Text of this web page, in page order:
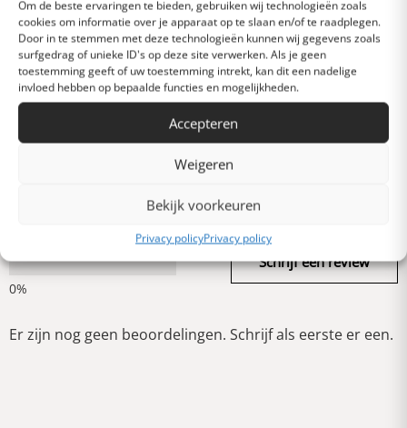
Om de beste ervaringen te bieden, gebruiken wij technologieën zoals
cookies om informatie over je apparaat op te slaan en/of te raadplegen.
Door in te stemmen met deze technologieën kunnen wij gegevens zoals
surfgedrag of unieke ID's op deze site verwerken. Als je geen
toestemming geeft of uw toestemming intrekt, kan dit een nadelige
invloed hebben op bepaalde functies en mogelijkheden.
Accepteren
Weigeren
Bekijk voorkeuren
Privacy policyPrivacy policy
Heel goed
Schrijf een review
Er zijn nog geen beoordelingen. Schrijf als eerste er een.